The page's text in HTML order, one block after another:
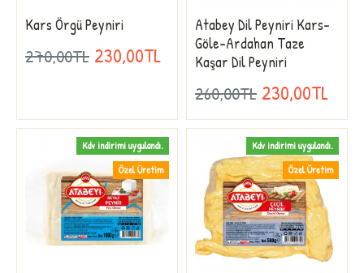
Kars Örgü Peyniri
270,00TL 230,00TL
Atabey Dil Peyniri Kars-
Göle-Ardahan Taze
Kaşar Dil Peyniri
260,00TL 230,00TL
Özel Üretim
Kdv indirimi uygulandı.
Özel Üretim
Kdv indirimi uygulandı.